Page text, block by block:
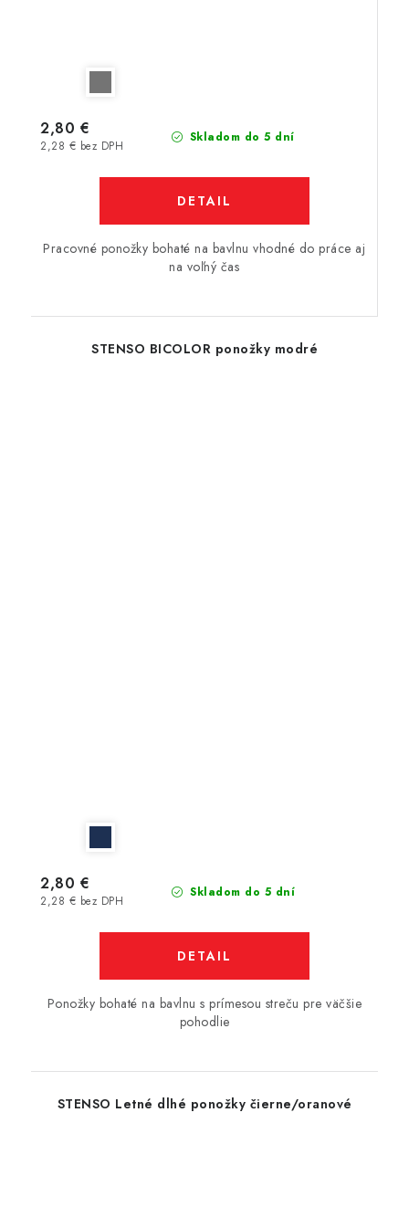
Skladom do 5 dní
2,28 € bez DPH
2,80 €
DETAIL
Pracovné ponožky bohaté na bavlnu vhodné do práce aj
na voľný čas
STENSO BICOLOR ponožky modré
Skladom do 5 dní
2,28 € bez DPH
2,80 €
DETAIL
Ponožky bohaté na bavlnu s prímesou streču pre väčšie
pohodlie
STENSO Letné dlhé ponožky čierne/oranové